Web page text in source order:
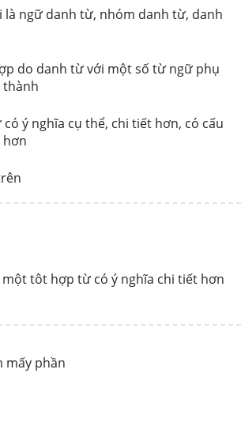
là ngữ danh từ, nhóm danh từ, danh
do danh từ với một số từ ngữ phụ
ý nghĩa cụ thể, chi tiết hơn, có cấu
tôt hợp từ có ý nghĩa chi tiết hơn
mấy phần